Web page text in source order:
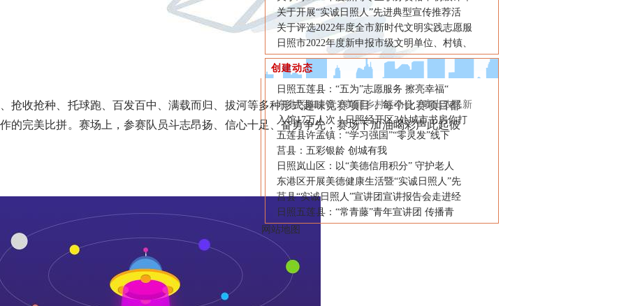
收抢种、托球跑、百发百中、满载而归、拔河等多种形式趣味竞赛项目，每个比赛项目都
的完美比拼。赛场上，参赛队员斗志昂扬、信心十足、奋勇争先，赛场下加油喝彩声此起彼
关于开展“实诚日照人”先进典型宣传推荐活
关于评选2022年度全市新时代文明实践志愿服
日照市2022年度新申报市级文明单位、村镇、
创建动态
日照五莲县：“五为”志愿服务 擦亮幸福“
东港区陈疃镇：美丽乡村运动会，赛出农民新
入馆17万人次！日照经开区3处城市书房你打
五莲县许孟镇：“学习强国”“零灵发”线下
莒县：五彩银龄 创城有我
日照岚山区：以“美德信用积分” 守护老人
东港区开展美德健康生活暨“实诚日照人”先
莒县“实诚日照人”宣讲团宣讲报告会走进经
日照五莲县：“常青藤”青年宣讲团 传播青
网站地图